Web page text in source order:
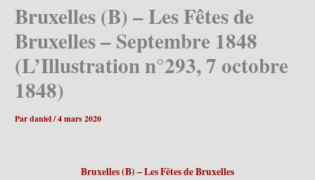
Bruxelles (B) – Les Fêtes de
Bruxelles – Septembre 1848
(L’Illustration n°293, 7 octobre
1848)
Pardaniel/4 mars 2020
Bruxelles (B) – Les Fêtes de Bruxelles